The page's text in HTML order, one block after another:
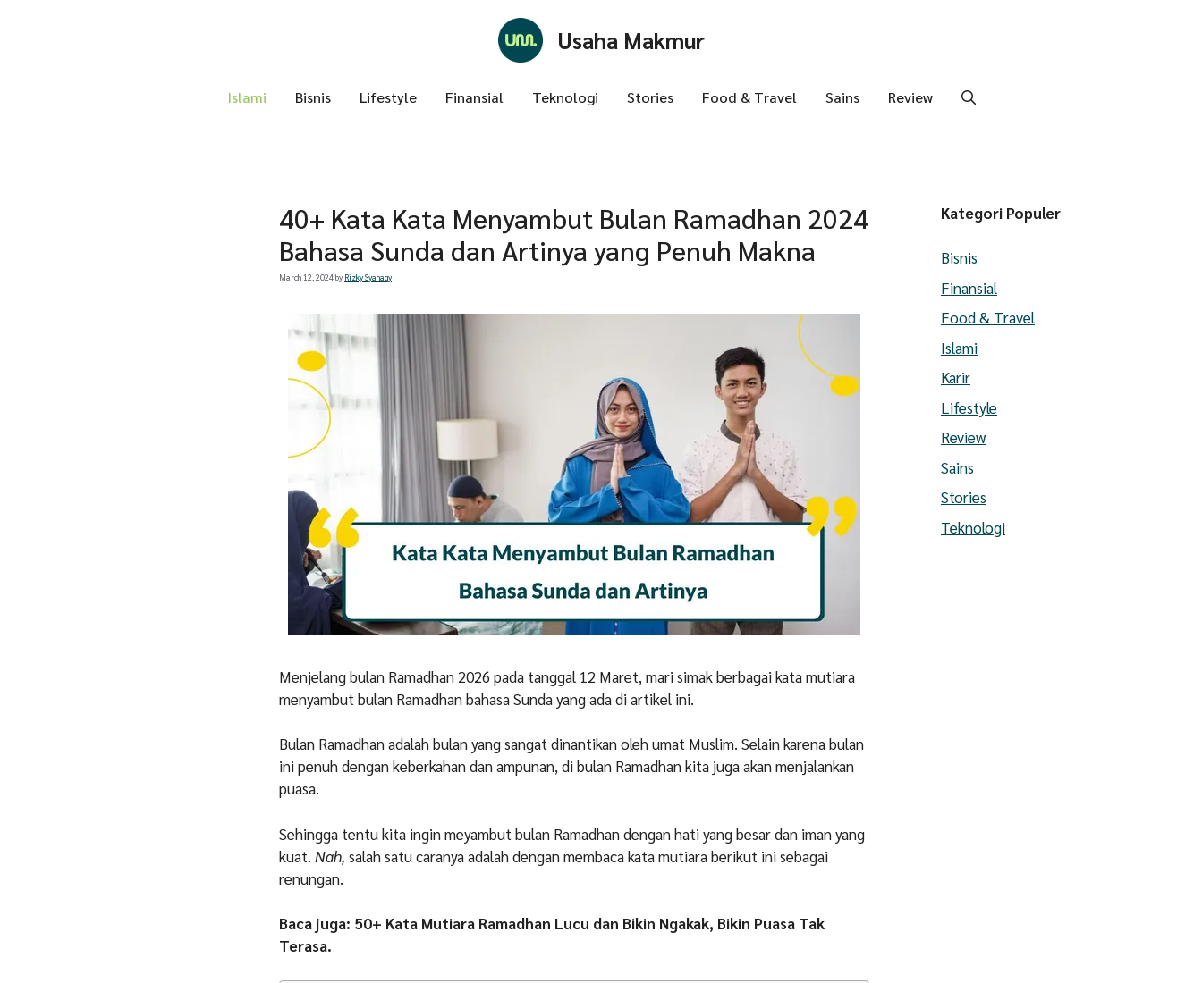
Usaha Makmur
Islami Bisnis Lifestyle Finansial Teknologi Stories Food & Travel Sains Review
40+ Kata Kata Menyambut Bulan Ramadhan 2024
Bahasa Sunda dan Artinya yang Penuh Makna
March 12, 2024by Rizky Syahaqy
Menjelang bulan Ramadhan 2026 pada tanggal 12 Maret, mari simak berbagai kata mutiara
menyambut bulan Ramadhan bahasa Sunda yang ada di artikel ini.
Bulan Ramadhan adalah bulan yang sangat dinantikan oleh umat Muslim. Selain karena bulan
ini penuh dengan keberkahan dan ampunan, di bulan Ramadhan kita juga akan menjalankan
puasa.
Sehingga tentu kita ingin meyambut bulan Ramadhan dengan hati yang besar dan iman yang
kuat. Nah, salah satu caranya adalah dengan membaca kata mutiara berikut ini sebagai
renungan.
Baca juga: 50+ Kata Mutiara Ramadhan Lucu dan Bikin Ngakak, Bikin Puasa Tak
Terasa.
Kategori Populer
Bisnis
Finansial
Food & Travel
Islami
Karir
Lifestyle
Review
Sains
Stories
Teknologi